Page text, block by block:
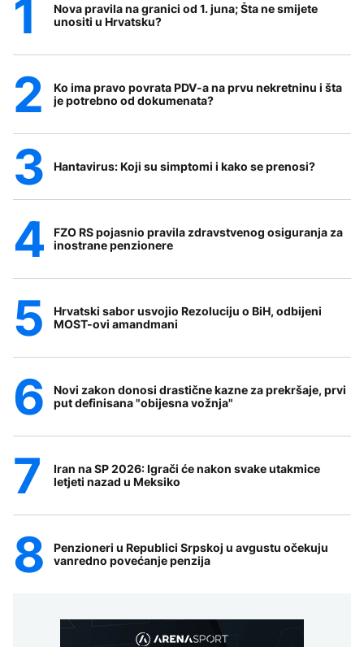
Nova pravila na granici od 1. juna; Šta ne smijete
unositi u Hrvatsku?
Ko ima pravo povrata PDV-a na prvu nekretninu i šta
je potrebno od dokumenata?
Hantavirus: Koji su simptomi i kako se prenosi?
FZO RS pojasnio pravila zdravstvenog osiguranja za
inostrane penzionere
Hrvatski sabor usvojio Rezoluciju o BiH, odbijeni
MOST-ovi amandmani
Novi zakon donosi drastične kazne za prekršaje, prvi
put definisana "obijesna vožnja"
Iran na SP 2026: Igrači će nakon svake utakmice
letjeti nazad u Meksiko
Penzioneri u Republici Srpskoj u avgustu očekuju
vanredno povećanje penzija